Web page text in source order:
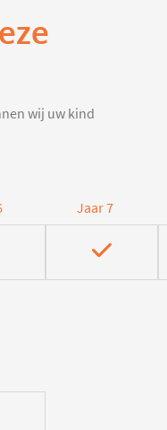
wij uw kind
Jaar 7